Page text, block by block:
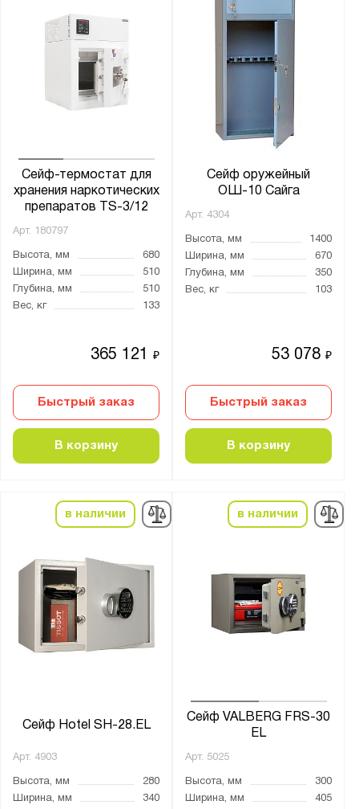
Сейф-термостат для
хранения наркотических
препаратов TS-3/12
Арт. 180797
Высота, мм
680
Ширина, мм
510
Глубина, мм
510
Вес, кг
133
365 121₽
Быстрый заказ
В корзину
Сейф оружейный
ОШ-10 Сайга
Арт. 4304
Высота, мм
1400
Ширина, мм
670
Глубина, мм
350
Вес, кг
103
53 078₽
Быстрый заказ
В корзину
в наличии
Сейф Hotel SH-28.EL
Арт. 4903
Высота, мм
280
Ширина, мм
340
в наличии
Сейф VALBERG FRS-30
EL
Арт. 5025
Высота, мм
300
Ширина, мм
405